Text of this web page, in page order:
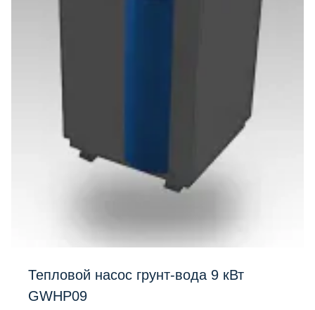
Тепловой насос грунт-вода 9 кВт
GWHP09